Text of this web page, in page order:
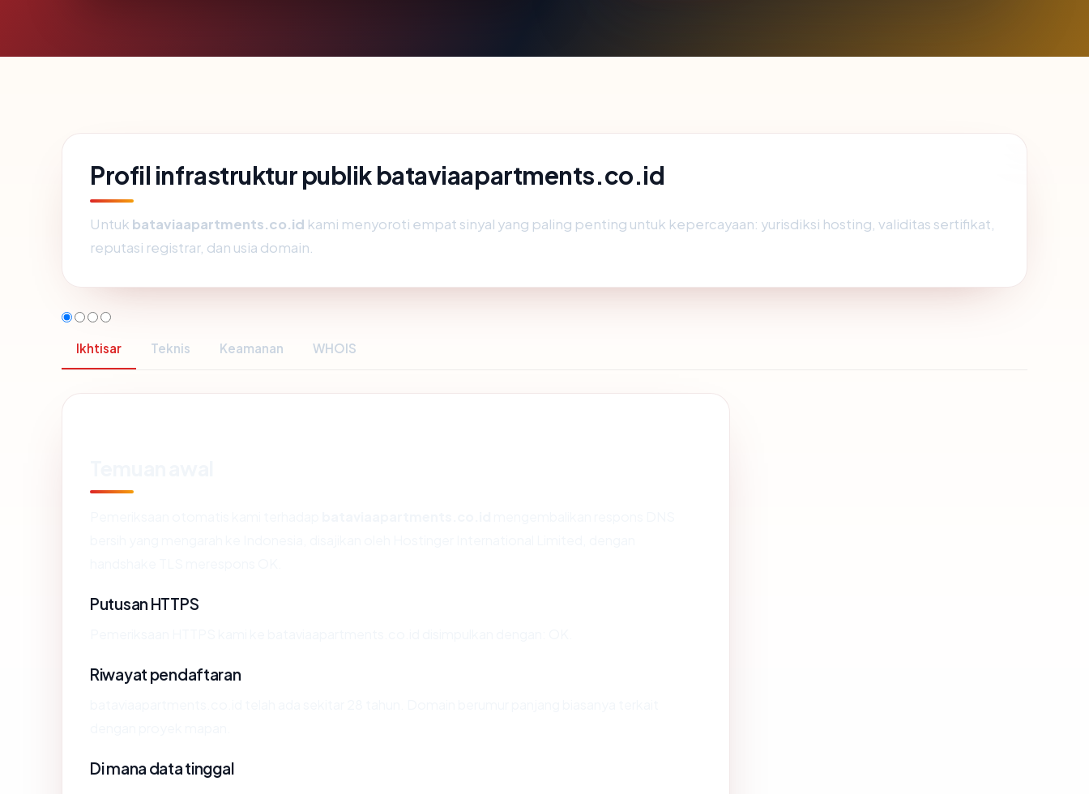
Profil infrastruktur publik bataviaapartments.co.id
Untuk bataviaapartments.co.id kami menyoroti empat sinyal yang paling penting untuk kepercayaan: yurisdiksi hosting, validitas sertifikat,
reputasi registrar, dan usia domain.
Ikhtisar Teknis Keamanan WHOIS
Putusan HTTPS
Riwayat pendaftaran
Di mana data tinggal